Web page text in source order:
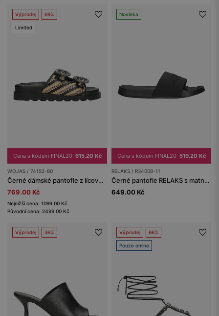
Výprodej 69%
Limited
Cena s kódem FINAL20: 615.20 Kč
WOJAS / 74152-80
Černé dámské pantofle z lícové kůže a rafie s křišťálovou ozdobou
769.00 Kč
Nejnižší cena: 1099.00 Kč
Původní cena: 2499.00 Kč
Novinka
Cena s kódem FINAL20: 519.20 Kč
RELAKS / R34008-11
Černé pantofle RELAKS s matnou úpravou
649.00 Kč
Výprodej 36% Výprodej 66%
Pouze online